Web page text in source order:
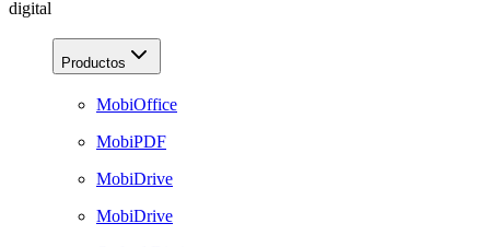
digital
Productos
MobiOffice
MobiPDF
MobiDrive
MobiDrive